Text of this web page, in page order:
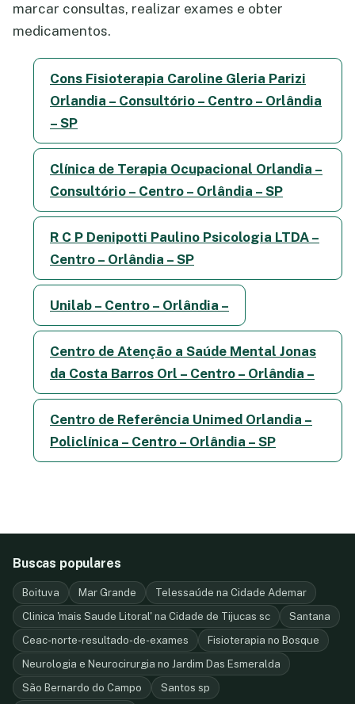
marcar consultas, realizar exames e obter
medicamentos.
Cons Fisioterapia Caroline Gleria Parizi
Orlandia – Consultório – Centro – Orlândia
– SP
Clínica de Terapia Ocupacional Orlandia –
Consultório – Centro – Orlândia – SP
R C P Denipotti Paulino Psicologia LTDA –
Centro – Orlândia – SP
Unilab – Centro – Orlândia –
Centro de Atenção a Saúde Mental Jonas
da Costa Barros Orl – Centro – Orlândia –
Centro de Referência Unimed Orlandia –
Policlínica – Centro – Orlândia – SP
Buscas populares
Boituva Mar Grande
Telessaúde na Cidade Ademar
Clinica 'mais Saude Litoral' na Cidade de Tijucas sc
Santana
Ceac-norte-resultado-de-exames
Fisioterapia no Bosque
Neurologia e Neurocirurgia no Jardim Das Esmeralda
São Bernardo do Campo
Santos sp